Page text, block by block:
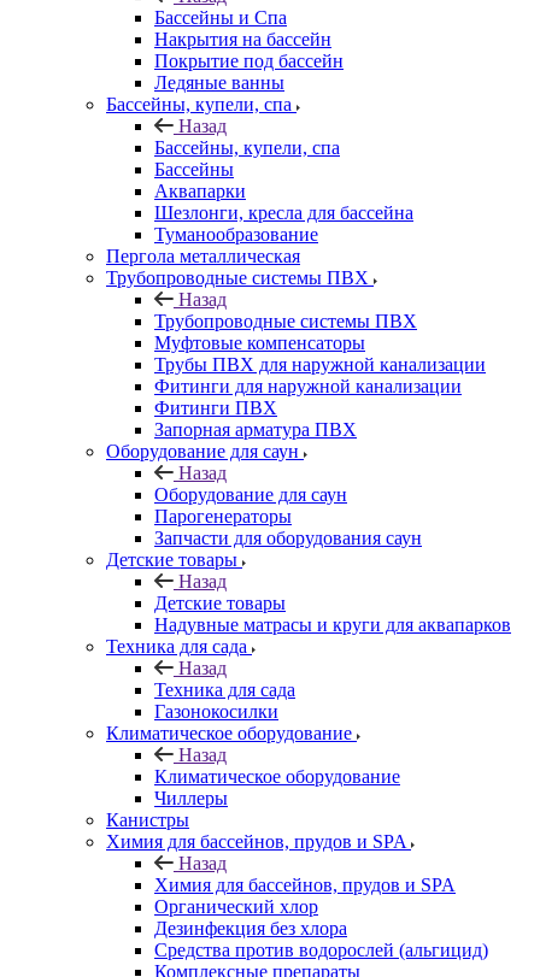
Бассейны и Спа
Накрытия на бассейн
Покрытие под бассейн
Ледяные ванны
Бассейны, купели, спа
Назад
Бассейны, купели, спа
Бассейны
Аквапарки
Шезлонги, кресла для бассейна
Туманообразование
Пергола металлическая
Трубопроводные системы ПВХ
Назад
Трубопроводные системы ПВХ
Муфтовые компенсаторы
Трубы ПВХ для наружной канализации
Фитинги для наружной канализации
Фитинги ПВХ
Запорная арматура ПВХ
Оборудование для саун
Назад
Оборудование для саун
Парогенераторы
Запчасти для оборудования саун
Детские товары
Назад
Детские товары
Надувные матрасы и круги для аквапарков
Техника для сада
Назад
Техника для сада
Газонокосилки
Климатическое оборудование
Назад
Климатическое оборудование
Чиллеры
Канистры
Химия для бассейнов, прудов и SPA
Назад
Химия для бассейнов, прудов и SPA
Органический хлор
Дезинфекция без хлора
Средства против водорослей (альгицид)
Комплексные препараты